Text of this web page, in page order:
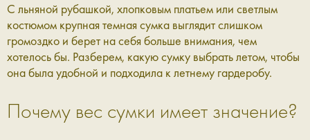
С льняной рубашкой, хлопковым платьем или светлым
костюмом крупная темная сумка выглядит слишком
громоздко и берет на себя больше внимания, чем
хотелось бы. Разберем, какую сумку выбрать летом, чтобы
она была удобной и подходила к летнему гардеробу.
Почему вес сумки имеет значение?